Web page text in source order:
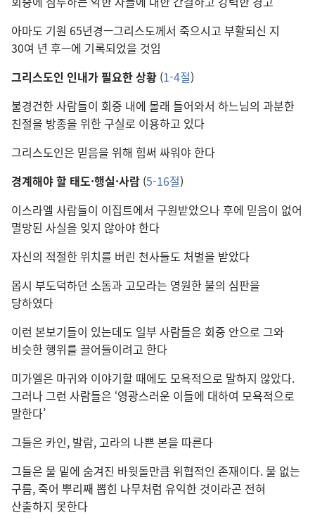
아마도 기원 65년경—그리스도께서 죽으시고 부활되신 지
30여 년 후—에 기록되었을 것임
그리스도인 인내가 필요한 상황 (1-4절)
불경건한 사람들이 회중 내에 몰래 들어와서 하느님의 과분한
친절을 방종을 위한 구실로 이용하고 있다
그리스도인은 믿음을 위해 힘써 싸워야 한다
경계해야 할 태도·행실·사람 (5-16절)
이스라엘 사람들이 이집트에서 구원받았으나 후에 믿음이 없어
멸망된 사실을 잊지 않아야 한다
자신의 적절한 위치를 버린 천사들도 처벌을 받았다
몹시 부도덕하던 소돔과 고모라는 영원한 불의 심판을
당하였다
이런 본보기들이 있는데도 일부 사람들은 회중 안으로 그와
비슷한 행위를 끌어들이려고 한다
미가엘은 마귀와 이야기할 때에도 모욕적으로 말하지 않았다.
그러나 그런 사람들은 ‘영광스러운 이들에 대하여 모욕적으로
말한다’
그들은 카인, 발람, 고라의 나쁜 본을 따른다
그들은 물 밑에 숨겨진 바윗돌만큼 위협적인 존재이다. 물 없는
구름, 죽어 뿌리째 뽑힌 나무처럼 유익한 것이라곤 전혀
산출하지 못한다